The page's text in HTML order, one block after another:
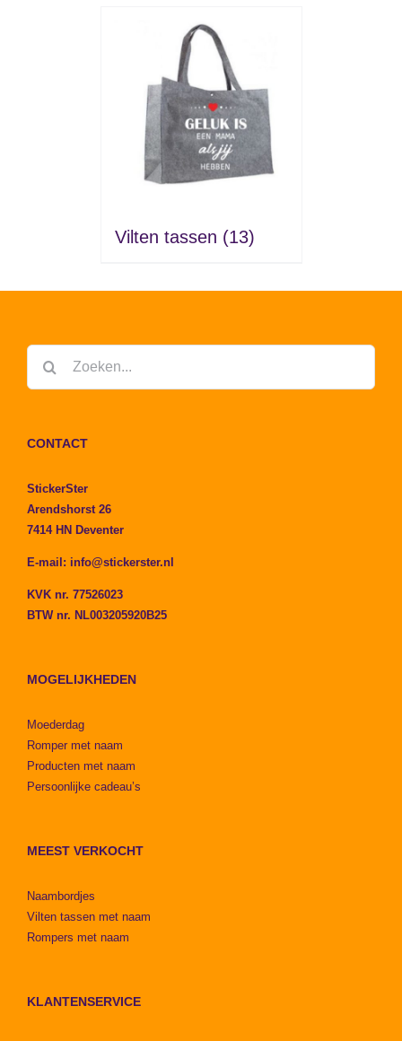
Vilten tassen (13)
naar:
CONTACT
StickerSter
Arendshorst 26
7414 HN Deventer
E-mail: info@stickerster.nl
KVK nr. 77526023
BTW nr. NL003205920B25
MOGELIJKHEDEN
Moederdag
Romper met naam
Producten met naam
Persoonlijke cadeau’s
MEEST VERKOCHT
Naambordjes
Vilten tassen met naam
Rompers met naam
KLANTENSERVICE